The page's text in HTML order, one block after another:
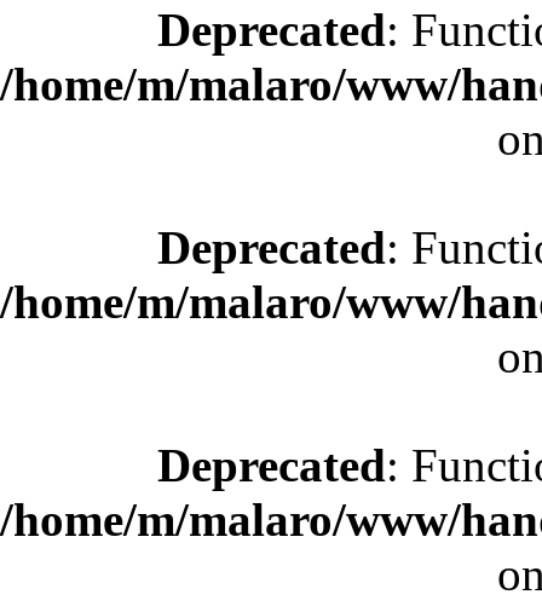
Deprecated:
/home/m/malaro/www/
Deprecated:
/home/m/malaro/www/
Deprecated:
/home/m/malaro/www/